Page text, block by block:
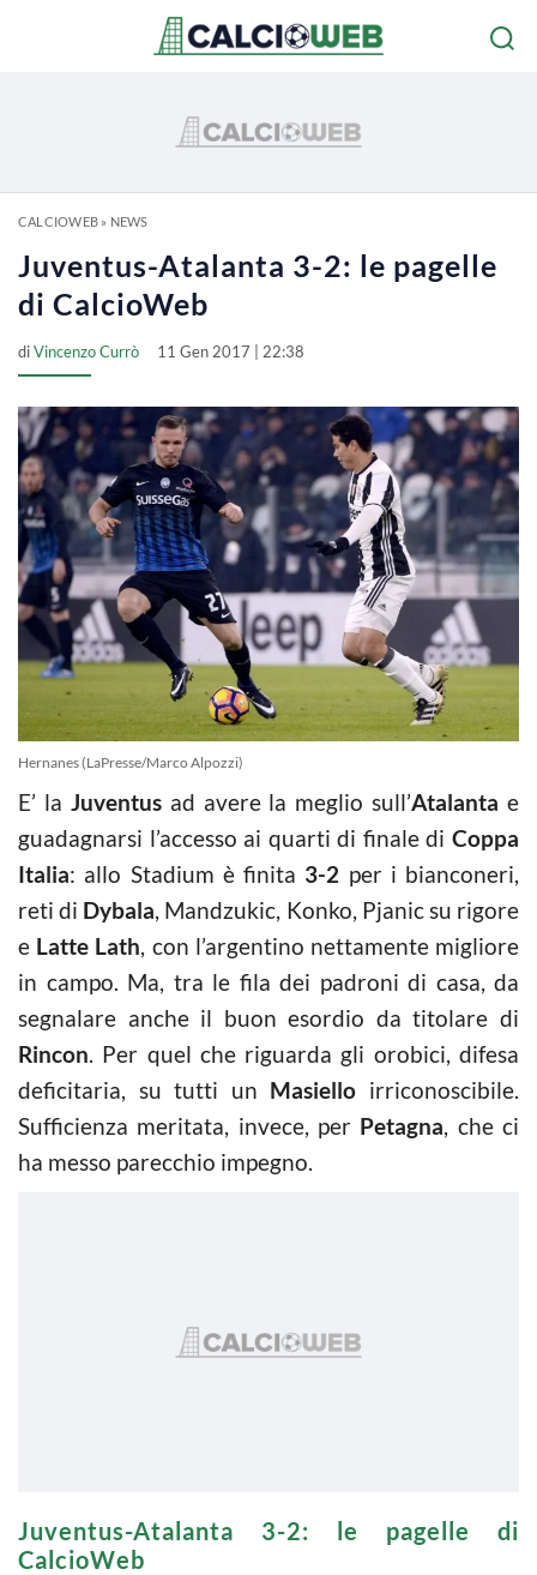
CALCIOWEB» NEWS
Juventus-Atalanta 3-2: le pagelle
di CalcioWeb
diVincenzo Currò 11 Gen 2017 | 22:38
Hernanes (LaPresse/Marco Alpozzi)
E’ la Juventusad avere la meglio sull’Atalanta e
guadagnarsi l’accesso ai quarti di finale di Coppa
Italia: allo Stadium è finita 3-2 per i bianconeri,
reti di Dybala, Mandzukic, Konko, Pjanic su rigore
e Latte Lath, con l’argentino nettamente migliore
in campo. Ma, tra le fila dei padroni di casa, da
segnalare anche il buon esordio da titolare di
Rincon. Per quel che riguarda gli orobici, difesa
deficitaria, su tutti un Masiello irriconoscibile.
Sufficienza meritata, invece, per Petagna, che ci
ha messo parecchio impegno.
Juventus-Atalanta 3-2: le pagelle di
CalcioWeb